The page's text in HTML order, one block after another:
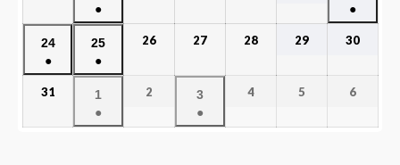
●
●
24
●
25
●
26 27 28 29 30
31
1
●
2
3
●
4 5 6